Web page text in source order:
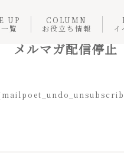
UP
覧
COLUMN
お役立ち情報
イ
メルマガ配信停止